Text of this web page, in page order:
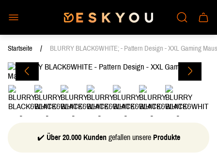
Laden-
Logo"
Startseite / BLURRY BLACK&WHITE; - Pattern Design - XXL Gaming
✔️ Über 20.000 Kundengefallen unsere Produkte